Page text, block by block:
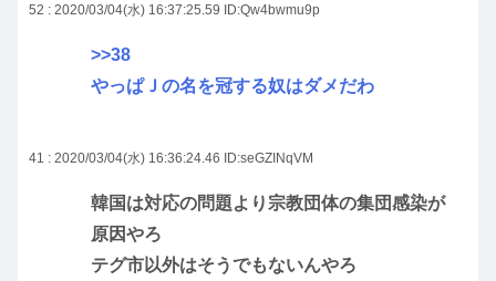
52 : 2020/03/04(水) 16:37:25.59 ID:Qw4bwmu9p
>>38
やっぱＪの名を冠する奴はダメだわ
41 : 2020/03/04(水) 16:36:24.46 ID:seGZINqVM
韓国は対応の問題より宗教団体の集団感染が
原因やろ
テグ市以外はそうでもないんやろ